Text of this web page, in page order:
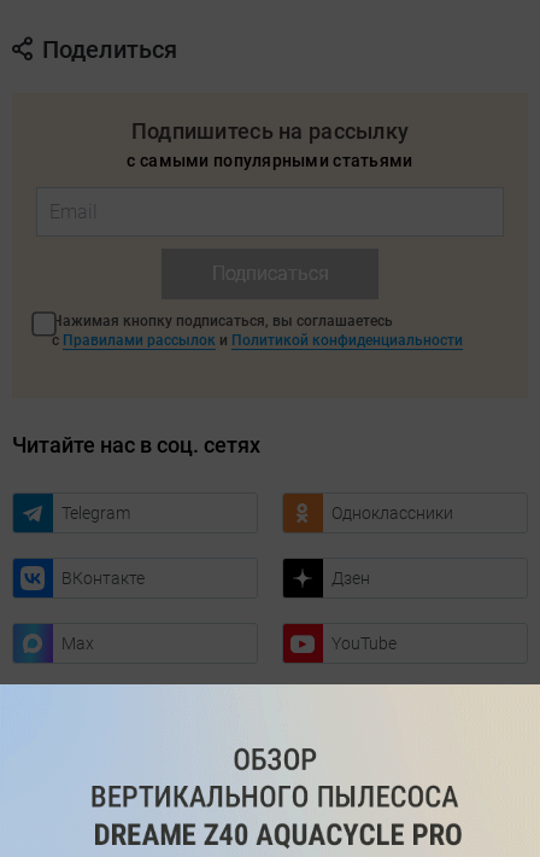
Поделиться
Подпишитесь на рассылку
с самыми популярными статьями
Нажимая кнопку подписаться, вы соглашаетесь
с Правилами рассылок и Политикой конфиденциальности
Читайте нас в соц. сетях
Telegram Одноклассники
ВКонтакте Дзен
Max YouTube